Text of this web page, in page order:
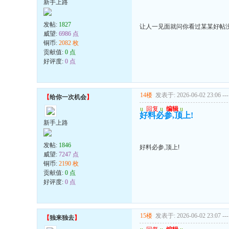
新手上路
发帖: 1827
威望: 6986 点
铜币: 2082 枚
贡献值: 0 点
好评度: 0 点
让人一见面就问你看过某某好帖
【给你一次机会】
新手上路
发帖: 1846
威望: 7247 点
铜币: 2190 枚
贡献值: 0 点
好评度: 0 点
14楼 发表于: 2026-06-02 23:06 ---
u 回复 u 编辑 u
好料必参,顶上!
好料必参,顶上!
【独来独去】 15楼 发表于: 2026-06-02 23:07 ---